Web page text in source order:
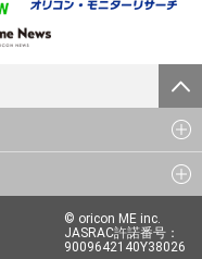
© oricon ME inc.
JASRAC許諾番号：
9009642140Y38026